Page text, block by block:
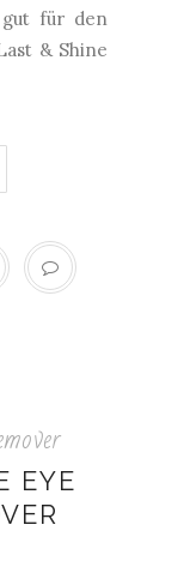
gut für den
& Shine
EYE